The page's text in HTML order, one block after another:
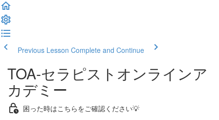
Previous Lesson Complete and Continue
TOA-セラピストオンラインア
カデミー
困った時はこちらをご確認ください💡